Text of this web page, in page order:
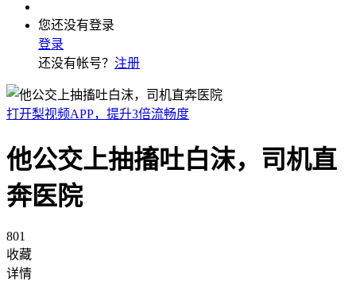
您还没有登录
登录
还没有帐号？ 注册
打开梨视频APP，提升3倍流畅度
他公交上抽搐吐白沫，司机直
奔医院
801
收藏
详情